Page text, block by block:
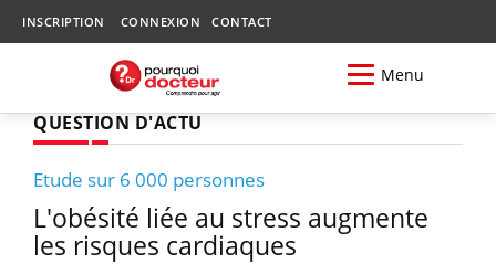
INSCRIPTION CONNEXION CONTACT
Menu
QUESTION D'ACTU
Etude sur 6 000 personnes
L'obésité liée au stress augmente
les risques cardiaques